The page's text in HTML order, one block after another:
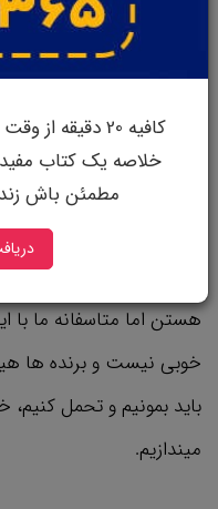
اما اکثر تصمیما
هستن. اگه به هر دلیلی
بخش نباشه نیازی نیست
عواقبش زندگی کنید می
بهتری رو بگیرین. اکثر
هستن اما متاسفانه ما با
خوبی نیست و برنده ها
باید بمونیم و تحمل
میندازیم.
کافیه 20
خلاصه یک کتاب
مطمئن باش